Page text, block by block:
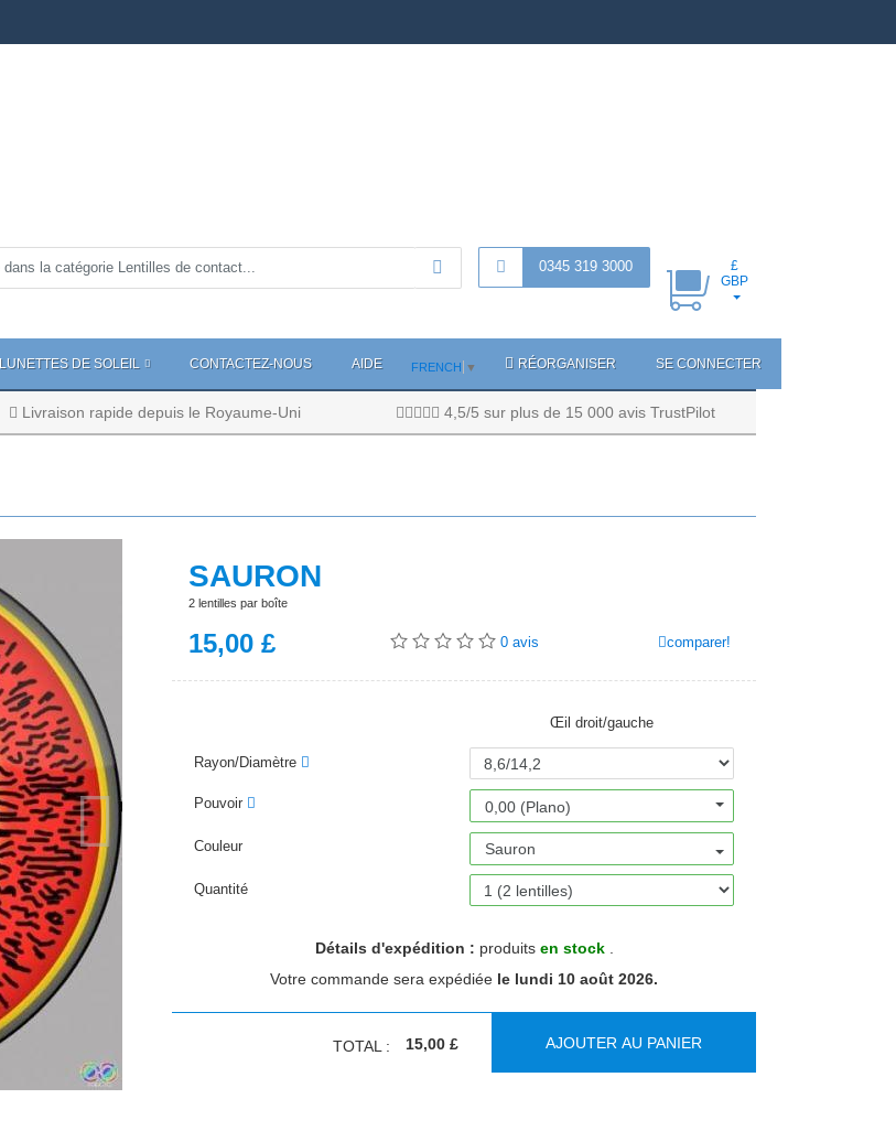
0345 319 3000
£
GBP
LUNETTES DE SOLEIL CONTACTEZ-NOUS AIDE FRENCH ▼ RÉORGANISER SE CONNECTER
Livraison rapide depuis le Royaume-Uni 4,5/5 sur plus de 15 000 avis TrustPilot
SAURON
2 lentilles par boîte
15,00 £ 0avis comparer!
Œil droit/gauche
Rayon/Diamètre
Pouvoir 0,00 (Plano)
Couleur Sauron
Quantité
Détails d'expédition : produits en stock.
Votre commande sera expédiée le lundi 10 août 2026.
TOTAL : 15,00 £ AJOUTER AU PANIER
Suivant